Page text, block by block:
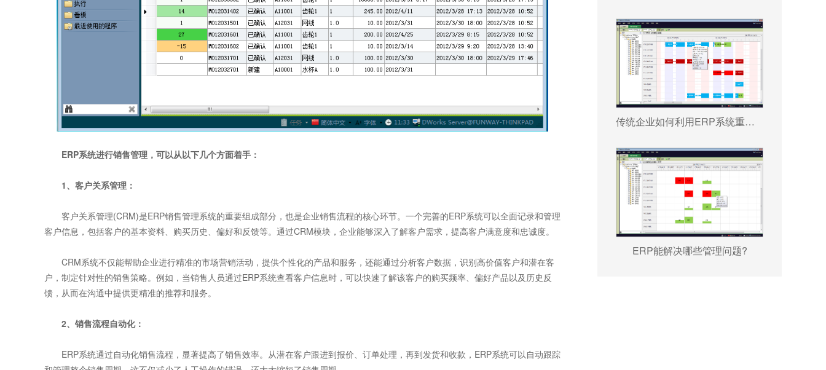
ERP系统进行销售管理，可以从以下几个方面着手：
1、客户关系管理：
客户关系管理(CRM)是ERP销售管理系统的重要组成部分，也是企业销售流程的核心环节。一个完善的ERP系统可以全面记录和管理
客户信息，包括客户的基本资料、购买历史、偏好和反馈等。通过CRM模块，企业能够深入了解客户需求，提高客户满意度和忠诚度。
CRM系统不仅能帮助企业进行精准的市场营销活动，提供个性化的产品和服务，还能通过分析客户数据，识别高价值客户和潜在客
户，制定针对性的销售策略。例如，当销售人员通过ERP系统查看客户信息时，可以快速了解该客户的购买频率、偏好产品以及历史反
馈，从而在沟通中提供更精准的推荐和服务。
2、销售流程自动化：
ERP系统通过自动化销售流程，显著提高了销售效率。从潜在客户跟进到报价、订单处理，再到发货和收款，ERP系统可以自动跟踪
传统企业如何利用ERP系统重塑竞争力?
ERP能解决哪些管理问题?